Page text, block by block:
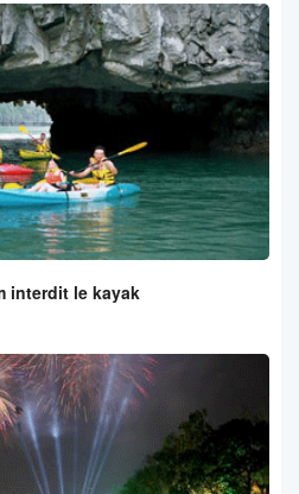
interdit le kayak